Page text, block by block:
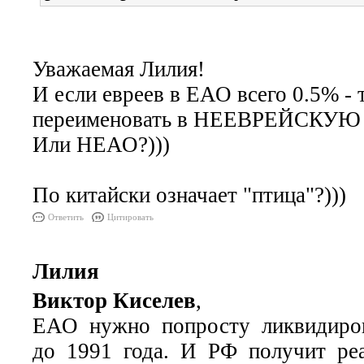
Уважаемая Лилия!
И если евреев в ЕАО всего 0.5%
переименовать в НЕЕВРЕЙСКУЮ
Или НЕАО?)))
По китайски означает "птица"?)))
Ответить Цитировать
Лилия
Виктор Киселев,
ЕАО нужно попросту
до 1991 года. И РФ получит